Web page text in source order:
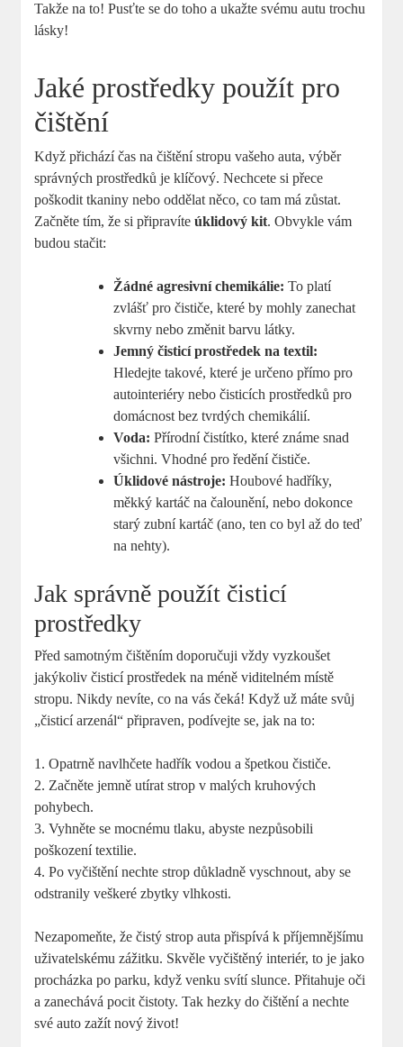
Takže na to! Pusťte se do toho a ukažte svému autu trochu
lásky!
Jaké prostředky použít pro
čištění
Když přichází čas na čištění stropu vašeho auta, výběr
správných prostředků je klíčový. Nechcete si přece
poškodit tkaniny nebo oddělat něco, co tam má zůstat.
Začněte tím, že si připravíteúklidový kit. Obvykle vám
budou stačit:
Žádné agresivní chemikálie: To platí
zvlášť pro čističe, které by mohly zanechat
skvrny nebo změnit barvu látky.
Jemný čisticí prostředek na textil:
Hledejte takové, které je určeno přímo pro
autointeriéry nebo čisticích prostředků pro
domácnost bez tvrdých chemikálií.
Voda: Přírodní čistítko, které známe snad
všichni. Vhodné pro ředění čističe.
Úklidové nástroje: Houbové hadříky,
měkký kartáč na čalounění, nebo dokonce
starý zubní kartáč (ano, ten co byl až do teď
na nehty).
Jak správně použít čisticí
prostředky
Před samotným čištěním doporučuji vždy vyzkoušet
jakýkoliv čisticí prostředek na méně viditelném místě
stropu. Nikdy nevíte, co na vás čeká! Když už máte svůj
„čisticí arzenál“ připraven, podívejte se, jak na to:
1. Opatrně navlhčete hadřík vodou a špetkou čističe.
2. Začněte jemně utírat strop v malých kruhových
pohybech.
3. Vyhněte se mocnému tlaku, abyste nezpůsobili
poškození textilie.
4. Po vyčištění nechte strop důkladně vyschnout, aby se
odstranily veškeré zbytky vlhkosti.
Nezapomeňte, že čistý strop auta přispívá k příjemnějšímu
uživatelskému zážitku. Skvěle vyčištěný interiér, to je jako
procházka po parku, když venku svítí slunce. Přitahuje oči
a zanechává pocit čistoty. Tak hezky do čištění a nechte
své auto zažít nový život!